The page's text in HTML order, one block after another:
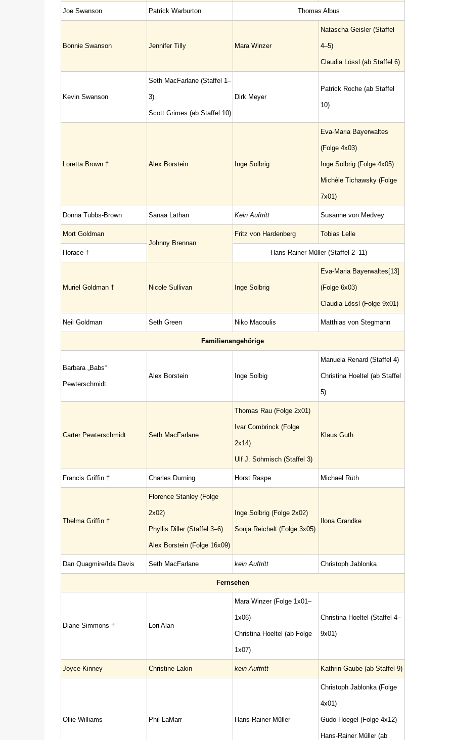
Joe Swanson Patrick Warburton Thomas Albus
Bonnie Swanson Jennifer Tilly Mara Winzer
Natascha Geisler (Staffel
4–5)
Claudia Lössl (ab Staffel 6)
Kevin Swanson
Seth MacFarlane (Staffel 1–
3)
Scott Grimes (ab Staffel 10)
Dirk Meyer
Patrick Roche (ab Staffel
10)
Loretta Brown † Alex Borstein Inge Solbrig
Eva-Maria Bayerwaltes
(Folge 4x03)
Inge Solbrig (Folge 4x05)
Michèle Tichawsky (Folge
7x01)
Donna Tubbs-Brown Sanaa Lathan Kein Auftritt Susanne von Medvey
Mort Goldman
Johnny Brennan
Fritz von Hardenberg Tobias Lelle
Horace † Hans-Rainer Müller (Staffel 2–11)
Muriel Goldman † Nicole Sullivan Inge Solbrig
Eva-Maria Bayerwaltes[13]
(Folge 6x03)
Claudia Lössl (Folge 9x01)
Neil Goldman Seth Green Niko Macoulis Matthias von Stegmann
Familienangehörige
Barbara „Babs“
Pewterschmidt
Alex Borstein Inge Solbig
Manuela Renard (Staffel 4)
Christina Hoeltel (ab Staffel
5)
Carter Pewterschmidt Seth MacFarlane
Thomas Rau (Folge 2x01)
Ivar Combrinck (Folge
2x14)
Ulf J. Söhmisch (Staffel 3)
Klaus Guth
Francis Griffin † Charles Durning Horst Raspe Michael Rüth
Thelma Griffin †
Florence Stanley (Folge
2x02)
Phyllis Diller (Staffel 3–6)
Alex Borstein (Folge 16x09)
Inge Solbrig (Folge 2x02)
Sonja Reichelt (Folge 3x05)
Ilona Grandke
Dan Quagmire/Ida Davis Seth MacFarlane kein Auftritt Christoph Jablonka
Fernsehen
Diane Simmons † Lori Alan
Mara Winzer (Folge 1x01–
1x06)
Christina Hoeltel (ab Folge
1x07)
Christina Hoeltel (Staffel 4–
9x01)
Joyce Kinney Christine Lakin kein Auftritt Kathrin Gaube (ab Staffel 9)
Ollie Williams Phil LaMarr Hans-Rainer Müller
Christoph Jablonka (Folge
4x01)
Gudo Hoegel (Folge 4x12)
Hans-Rainer Müller (ab